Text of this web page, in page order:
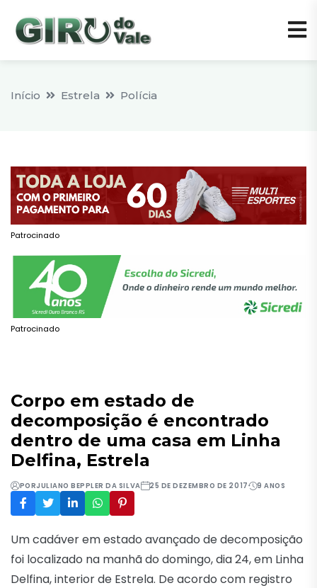
Início Estrela Polícia
Patrocinado
Patrocinado
Corpo em estado de
decomposição é encontrado
dentro de uma casa em Linha
Delfina, Estrela
PORJULIANO BEPPLER DA SILVA 25 DE DEZEMBRO DE 2017 9 ANOS
Um cadáver em estado avançado de decomposição
foi localizado na manhã do domingo, dia 24, em Linha
Delfina, interior de Estrela. De acordo com registro